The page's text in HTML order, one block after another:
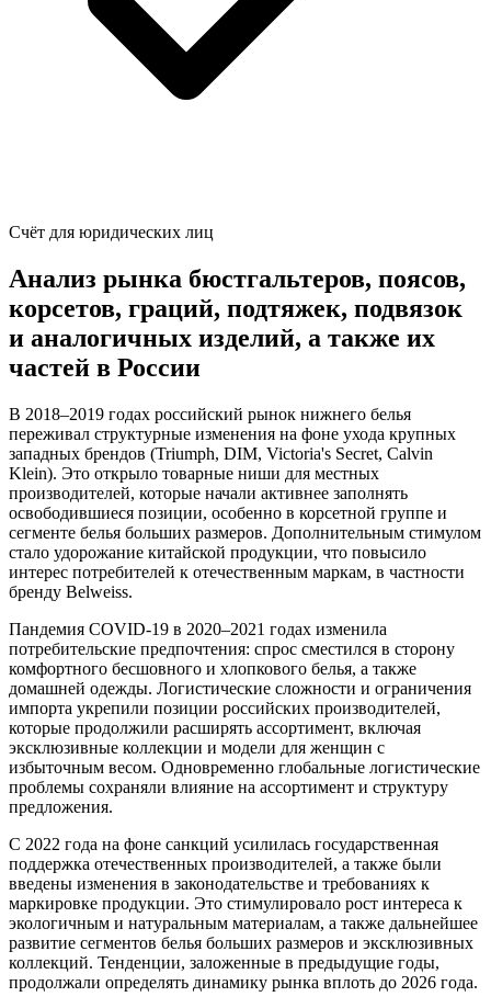
Счёт для юридических лиц
Анализ рынка бюстгальтеров, поясов,
корсетов, граций, подтяжек, подвязок
и аналогичных изделий, а также их
частей в России
В 2018–2019 годах российский рынок нижнего белья
переживал структурные изменения на фоне ухода крупных
западных брендов (Triumph, DIM, Victoria's Secret, Calvin
Klein). Это открыло товарные ниши для местных
производителей, которые начали активнее заполнять
освободившиеся позиции, особенно в корсетной группе и
сегменте белья больших размеров. Дополнительным стимулом
стало удорожание китайской продукции, что повысило
интерес потребителей к отечественным маркам, в частности
бренду Belweiss.
Пандемия COVID-19 в 2020–2021 годах изменила
потребительские предпочтения: спрос сместился в сторону
комфортного бесшовного и хлопкового белья, а также
домашней одежды. Логистические сложности и ограничения
импорта укрепили позиции российских производителей,
которые продолжили расширять ассортимент, включая
эксклюзивные коллекции и модели для женщин с
избыточным весом. Одновременно глобальные логистические
проблемы сохраняли влияние на ассортимент и структуру
предложения.
С 2022 года на фоне санкций усилилась государственная
поддержка отечественных производителей, а также были
введены изменения в законодательстве и требованиях к
маркировке продукции. Это стимулировало рост интереса к
экологичным и натуральным материалам, а также дальнейшее
развитие сегментов белья больших размеров и эксклюзивных
коллекций. Тенденции, заложенные в предыдущие годы,
продолжали определять динамику рынка вплоть до 2026 года.